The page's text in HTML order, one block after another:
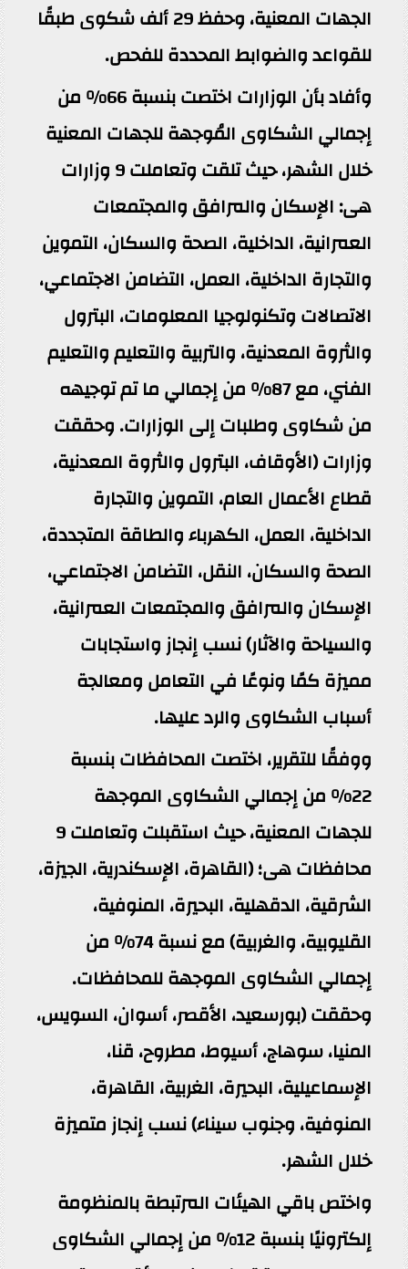
الجهات المعنية، وحفظ 29 ألف شكوى طبقًا
للقواعد والضوابط المحددة للفحص.
وأفاد بأن الوزارات اختصت بنسبة 66% من
إجمالي الشكاوى المُوجهة للجهات المعنية
خلال الشهر، حيث تلقت وتعاملت 9 وزارات
هى: الإسكان والمرافق والمجتمعات
العمرانية، الداخلية، الصحة والسكان، التموين
والتجارة الداخلية، العمل، التضامن الاجتماعي،
الاتصالات وتكنولوجيا المعلومات، البترول
والثروة المعدنية، والتربية والتعليم والتعليم
الفني، مع 87% من إجمالي ما تم توجيهه
من شكاوى وطلبات إلى الوزارات. وحققت
وزارات (الأوقاف، البترول والثروة المعدنية،
قطاع الأعمال العام، التموين والتجارة
الداخلية، العمل، الكهرباء والطاقة المتجددة،
الصحة والسكان، النقل، التضامن الاجتماعي،
الإسكان والمرافق والمجتمعات العمرانية،
والسياحة والآثار) نسب إنجاز واستجابات
مميزة كمًا ونوعًا في التعامل ومعالجة
أسباب الشكاوى والرد عليها.
ووفقًا للتقرير، اختصت المحافظات بنسبة
22% من إجمالي الشكاوى الموجهة
للجهات المعنية، حيث استقبلت وتعاملت 9
محافظات هى؛ (القاهرة، الإسكندرية، الجيزة،
الشرقية، الدقهلية، البحيرة، المنوفية،
القليوبية، والغربية) مع نسبة 74% من
إجمالي الشكاوى الموجهة للمحافظات.
وحققت (بورسعيد، الأقصر، أسوان، السويس،
المنيا، سوهاج، أسيوط، مطروح، قنا،
الإسماعيلية، البحيرة، الغربية، القاهرة،
المنوفية، وجنوب سيناء) نسب إنجاز متميزة
خلال الشهر.
واختص باقي الهيئات المرتبطة بالمنظومة
إلكترونيًا بنسبة 12% من إجمالي الشكاوى